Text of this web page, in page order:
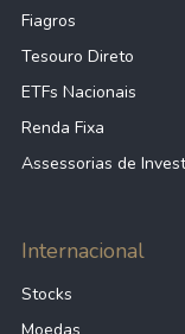
Fiagros
Tesouro Direto
ETFs Nacionais
Renda Fixa
Assessorias de
Internacional
Stocks
Moedas